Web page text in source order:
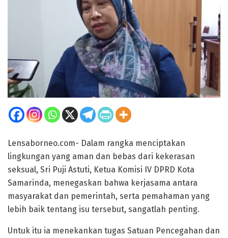
Lensaborneo.com- Dalam rangka menciptakan
lingkungan yang aman dan bebas dari kekerasan
seksual, Sri Puji Astuti, Ketua Komisi IV DPRD Kota
Samarinda, menegaskan bahwa kerjasama antara
masyarakat dan pemerintah, serta pemahaman yang
lebih baik tentang isu tersebut, sangatlah penting.
Untuk itu ia menekankan tugas Satuan Pencegahan dan